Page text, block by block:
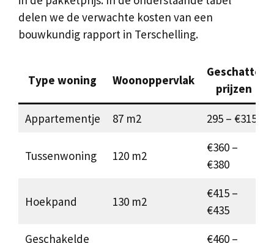
delen we de verwachte kosten van een
bouwkundig rapport in Terschelling.
Type woning Woonoppervlak
Geschatte
prijzen
Appartementje 87 m2 295 – €315
Tussenwoning 120 m2
€360 –
€380
Hoekpand 130 m2
€415 –
€435
Geschakelde
€460 –